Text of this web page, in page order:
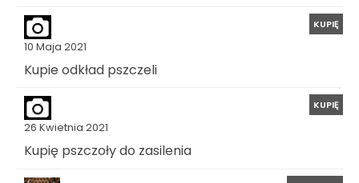
10 Maja 2021
KUPIĘ
Kupie odkład pszczeli
26 Kwietnia 2021
KUPIĘ
Kupię pszczoły do zasilenia